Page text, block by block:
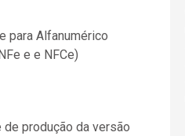
para Alfanumérico
e e NFCe)
de produção da versão